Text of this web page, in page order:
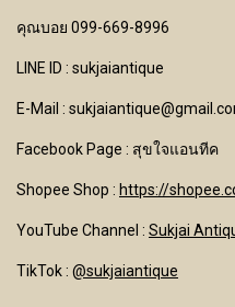
คุณบอย 099-669-8996
LINE ID : sukjaiantique
E-Mail :
Facebook Page : สุขใจแอนทีค
Shopee Shop : https://
YouTube Channel : Sukjai
TikTok : @sukjaiantique